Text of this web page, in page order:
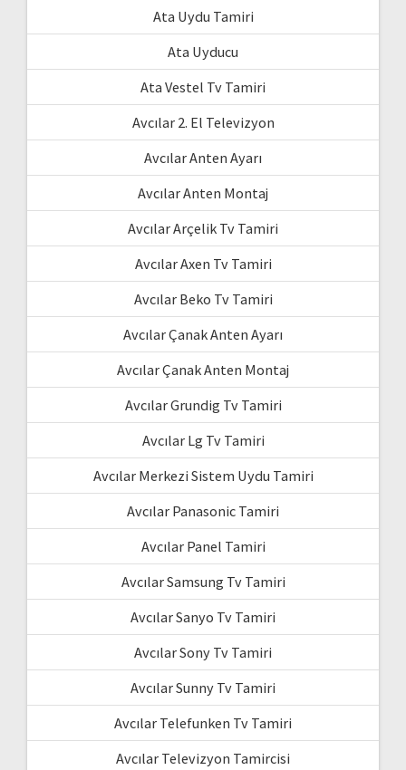
Ata Uydu Tamiri
Ata Uyducu
Ata Vestel Tv Tamiri
Avcılar 2. El Televizyon
Avcılar Anten Ayarı
Avcılar Anten Montaj
Avcılar Arçelik Tv Tamiri
Avcılar Axen Tv Tamiri
Avcılar Beko Tv Tamiri
Avcılar Çanak Anten Ayarı
Avcılar Çanak Anten Montaj
Avcılar Grundig Tv Tamiri
Avcılar Lg Tv Tamiri
Avcılar Merkezi Sistem Uydu Tamiri
Avcılar Panasonic Tamiri
Avcılar Panel Tamiri
Avcılar Samsung Tv Tamiri
Avcılar Sanyo Tv Tamiri
Avcılar Sony Tv Tamiri
Avcılar Sunny Tv Tamiri
Avcılar Telefunken Tv Tamiri
Avcılar Televizyon Tamircisi